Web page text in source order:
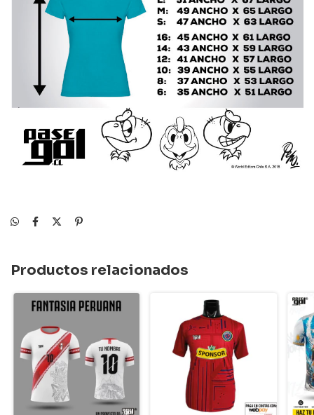
Productos relacionados